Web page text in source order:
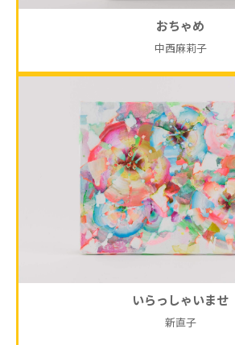
おちゃめ
中西麻莉子
いらっしゃいませ
新直子